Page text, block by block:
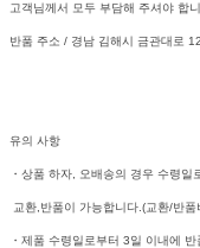
고객님께서 모두 부담해 주셔야 합
반품 주소 / 경남 김해시 금관대로
유의 사항
・상품 하자, 오배송의 경우 수령
교환,반품이 가능합니다.(교환/반품
・제품 수령일로부터 3일 이내에